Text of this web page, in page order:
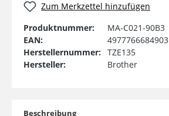
Zum Merkzettel hinzufügen
Produktnummer:
MA-C021-90B3
EAN:
4977766684903
Herstellernummer: TZE135
Hersteller:
Brother
Beschreibung